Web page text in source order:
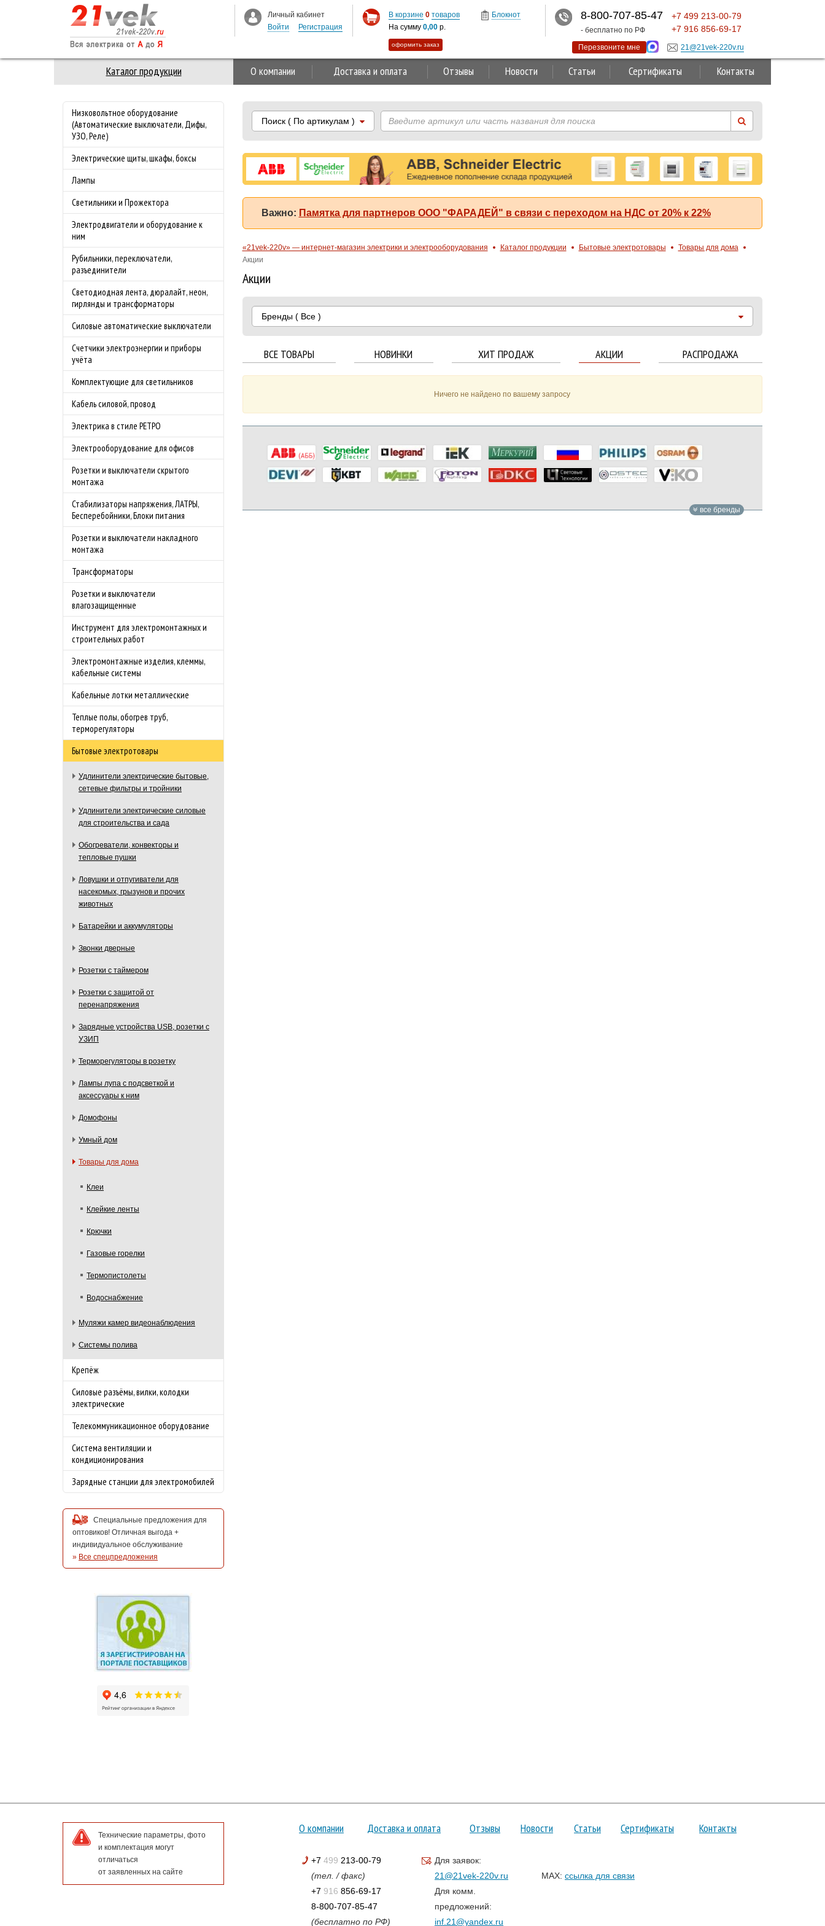
Каталог продукции О компании Доставка и оплата Отзывы Новости Статьи Сертификаты Контакты
Низковольтное оборудование
(Автоматические выключатели, Дифы,
УЗО, Реле)
Электрические щиты, шкафы, боксы
Лампы
Светильники и Прожектора
Электродвигатели и оборудование к
ним
Рубильники, переключатели,
разъединители
Светодиодная лента, дюралайт, неон,
гирлянды и трансформаторы
Силовые автоматические выключатели
Счетчики электроэнергии и приборы
учёта
Комплектующие для светильников
Кабель силовой, провод
Электрика в стиле РЕТРО
Электрооборудование для офисов
Розетки и выключатели скрытого
монтажа
Стабилизаторы напряжения, ЛАТРЫ,
Бесперебойники, Блоки питания
Розетки и выключатели накладного
монтажа
Трансформаторы
Розетки и выключатели
влагозащищенные
Инструмент для электромонтажных и
строительных работ
Электромонтажные изделия, клеммы,
кабельные системы
Кабельные лотки металлические
Теплые полы, обогрев труб,
терморегуляторы
Бытовые электротовары
Удлинители электрические бытовые,
сетевые фильтры и тройники
Удлинители электрические силовые
для строительства и сада
Обогреватели, конвекторы и
тепловые пушки
Ловушки и отпугиватели для
насекомых, грызунов и прочих
животных
Батарейки и аккумуляторы
Звонки дверные
Розетки с таймером
Розетки с защитой от
перенапряжения
Зарядные устройства USB, розетки с
УЗИП
Терморегуляторы в розетку
Лампы лупа с подсветкой и
аксессуары к ним
Домофоны
Умный дом
Товары для дома
Клеи
Клейкие ленты
Крючки
Газовые горелки
Термопистолеты
Водоснабжение
Муляжи камер видеонаблюдения
Системы полива
Крепёж
Силовые разъёмы, вилки, колодки
электрические
Телекоммуникационное оборудование
Система вентиляции и
кондиционирования
Зарядные станции для электромобилей
Специальные предложения для
оптовиков! Отличная выгода +
индивидуальное обслуживание
» Все спецпредложения
Поиск( По артикулам )
Важно: Памятка для партнеров ООО "ФАРАДЕЙ" в связи с переходом на НДС от 20% к 22%
«21vek-220v» — интернет-магазин электрики и электрооборудования Каталог продукции Бытовые электротовары
Товары для дома
Акции
Акции
Бренды( Все )
ВСЕ ТОВАРЫ НОВИНКИ ХИТ ПРОДАЖ АКЦИИ РАСПРОДАЖА
Ничего не найдено по вашему запросу
все бренды
Технические параметры, фото
и комплектация могут
отличаться
от заявленных на сайте
О компании Доставка и оплата Отзывы Новости Статьи Сертификаты Контакты
+7 499 213-00-79
(тел. / факс)
+7 916 856-69-17
8-800-707-85-47
(бесплатно по РФ)
Для заявок:
21@21vek-220v.ru
Для комм.
предложений:
inf.21@yandex.ru
MAX: ссылка для связи
Личный кабинет
Войти
Регистрация
В корзине 0 товаров
На сумму 0,00 р.
оформить заказ
Блокнот 8-800-707-85-47
- бесплатно по РФ
+7 499 213-00-79
+7 916 856-69-17
Перезвоните мне 21@21vek-220v.ru